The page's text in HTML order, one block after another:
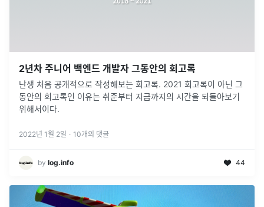
2년차 주니어 백엔드 개발자 그동안의 회고록
난생 처음 공개적으로 작성해보는 회고록. 2021 회고록이 아닌 그
동안의 회고록인 이유는 취준부터 지금까지의 시간을 되돌아보기
위해서이다.
2022년 1월 2일 · 10개의 댓글
by log.info 44